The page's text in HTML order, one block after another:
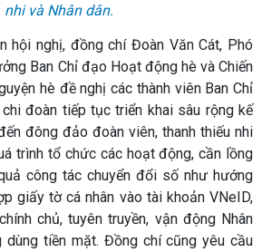
nhi và Nhân dân.
nghị, đồng chí Đoàn Văn Cát, Phó
Ban Chỉ đạo Hoạt động hè và Chiến
hè đề nghị các thành viên Ban Chỉ
đoàn tiếp tục triển khai sâu rộng kế
đông đảo đoàn viên, thanh thiếu nhi
trình tổ chức các hoạt động, cần lồng
công tác chuyển đổi số như hướng
giấy tờ cá nhân vào tài khoản VNeID,
chủ, tuyên truyền, vận động Nhân
dùng tiền mặt. Đồng chí cũng yêu cầu